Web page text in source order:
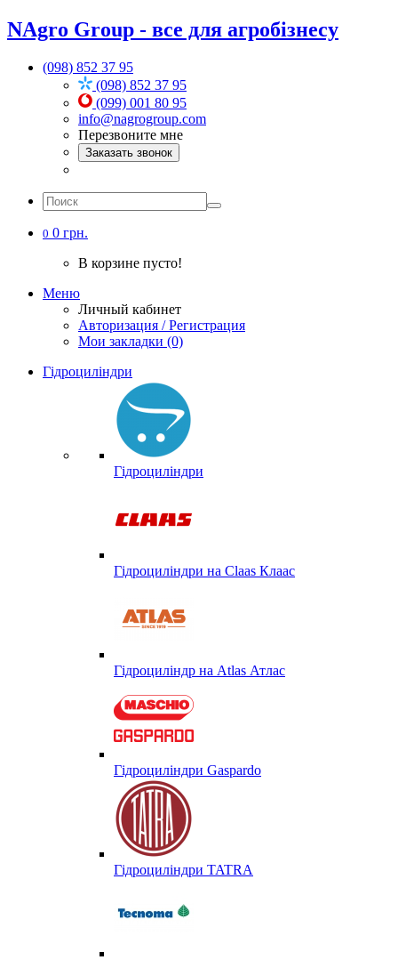
NAgro Group - все для агробізнесу
(098) 852 37 95
(098) 852 37 95
(099) 001 80 95
info@nagrogroup.com
Перезвоните мне
Заказать звонок
0 0 грн.
В корзине пусто!
Меню
Личный кабинет
Авторизация / Регистрация
Мои закладки (0)
Гідроциліндри
Гідроциліндри
Гідроциліндри на Claas Клаас
Гідроциліндр на Atlas Атлас
Гідроциліндри Gaspardo
Гідроциліндри TATRA